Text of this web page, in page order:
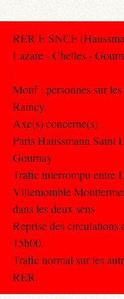
RER E SNCF
Lazare - Chelles -
:
Motif : personnes sur les
Raincy.
Axe(s) concerne(s) :
Paris Haussmann Saint
Gournay
Trafic interrompu entre
Villemomble
dans les deux sens
Reprise des circulations
15h00.
Trafic normal sur les
RER.